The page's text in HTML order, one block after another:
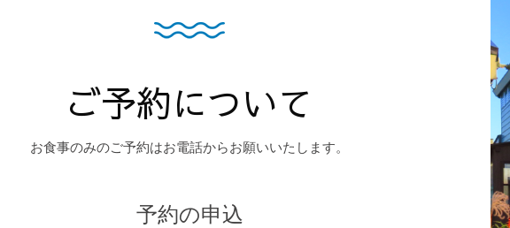
ご予約について
お食事のみのご予約はお電話からお願いいたします。
予約の申込